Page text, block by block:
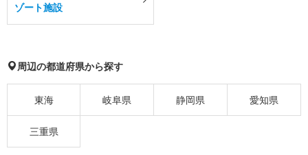
ゾート施設
周辺の都道府県から探す
東海 岐阜県 静岡県 愛知県
三重県